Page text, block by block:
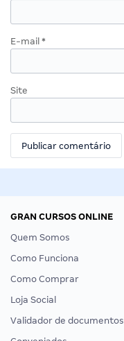
E-mail *
Site
GRAN CURSOS ONLINE
Quem Somos
Como Funciona
Como Comprar
Loja Social
Validador de documentos